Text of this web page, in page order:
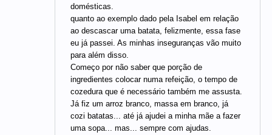
domésticas.
quanto ao exemplo dado pela Isabel em relação
ao descascar uma batata, felizmente, essa fase
eu já passei. As minhas inseguranças vão muito
para além disso.
Começo por não saber que porção de
ingredientes colocar numa refeição, o tempo de
cozedura que é necessário também me assusta.
Já fiz um arroz branco, massa em branco, já
cozi batatas... até já ajudei a minha mãe a fazer
uma sopa... mas... sempre com ajudas.